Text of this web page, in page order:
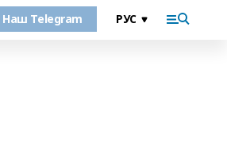
Наш Telegram